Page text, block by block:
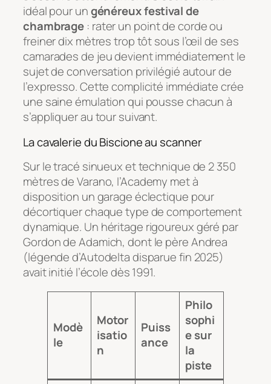
idéal pour ungénéreux festival de
chambrage : rater un point de corde ou
freiner dix mètres trop tôt sous l’œil de ses
camarades de jeu devient immédiatement le
sujet de conversation privilégié autour de
l’expresso. Cette complicité immédiate crée
une saine émulation qui pousse chacun à
s’appliquer au tour suivant.
La cavalerie du Biscione au scanner
Sur le tracé sinueux et technique de 2 350
mètres de Varano, l’Academy met à
disposition un garage éclectique pour
décortiquer chaque type de comportement
dynamique. Un héritage rigoureux géré par
Gordon de Adamich, dont le père Andrea
(légende d’Autodelta disparue fin 2025)
avait initié l’école dès 1991.
Modè
le
Motor
isatio
n
Puiss
ance
Philo
sophi
e sur
la
piste